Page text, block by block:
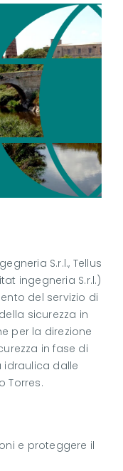
S.r.l., Tellus
ingegneria S.r.l.)
del servizio di
sicurezza in
per la direzione
in fase di
idraulica dalle
Torres.
e proteggere il